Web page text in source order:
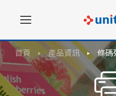
首頁 產品資訊 條碼